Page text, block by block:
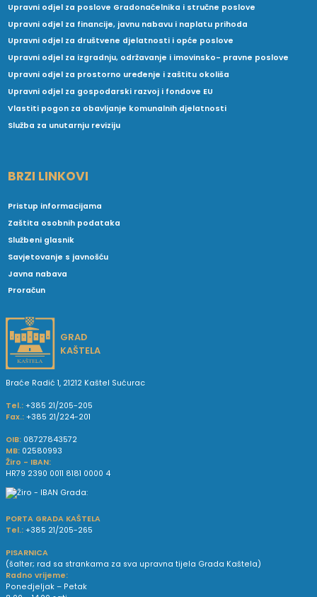
Upravni odjel za poslove Gradonačelnika i stručne poslove
Upravni odjel za financije, javnu nabavu i naplatu prihoda
Upravni odjel za društvene djelatnosti i opće poslove
Upravni odjel za izgradnju, održavanje i imovinsko- pravne poslove
Upravni odjel za prostorno uređenje i zaštitu okoliša
Upravni odjel za gospodarski razvoj i fondove EU
Vlastiti pogon za obavljanje komunalnih djelatnosti
Služba za unutarnju reviziju
BRZI LINKOVI
Pristup informacijama
Zaštita osobnih podataka
Službeni glasnik
Savjetovanje s javnošću
Javna nabava
Proračun
GRAD
KAŠTELA
Braće Radić 1, 21212 Kaštel Sućurac
Tel.: +385 21/205-205
Fax.: +385 21/224-201
OIB: 08727843572
MB: 02580993
Žiro - IBAN:
HR79 2390 0011 8181 0000 4
PORTA GRADA KAŠTELA
Tel.: +385 21/205-265
PISARNICA
(šalter; rad sa strankama za sva upravna tijela Grada Kaštela)
Radno vrijeme:
Ponedjeljak – Petak